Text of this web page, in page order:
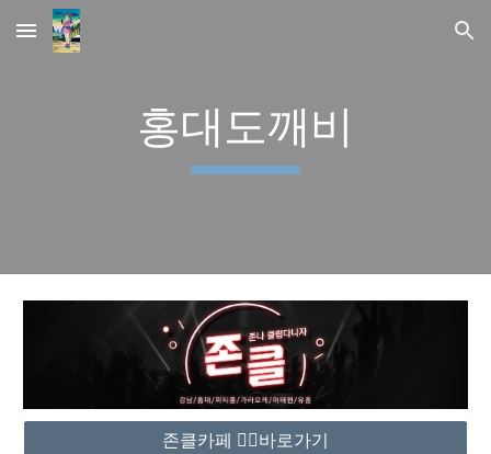
Skip to main content Skip to navigation
홍대도깨비
존클카페 ❤️‍🔥바로가기